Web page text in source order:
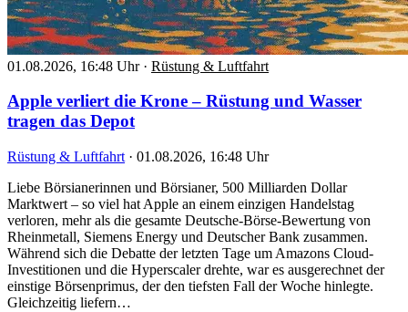
01.08.2026, 16:48 Uhr · Rüstung & Luftfahrt
Apple verliert die Krone – Rüstung und Wasser
tragen das Depot
Rüstung & Luftfahrt · 01.08.2026, 16:48 Uhr
Liebe Börsianerinnen und Börsianer, 500 Milliarden Dollar
Marktwert – so viel hat Apple an einem einzigen Handelstag
verloren, mehr als die gesamte Deutsche-Börse-Bewertung von
Rheinmetall, Siemens Energy und Deutscher Bank zusammen.
Während sich die Debatte der letzten Tage um Amazons Cloud-
Investitionen und die Hyperscaler drehte, war es ausgerechnet der
einstige Börsenprimus, der den tiefsten Fall der Woche hinlegte.
Gleichzeitig liefern…